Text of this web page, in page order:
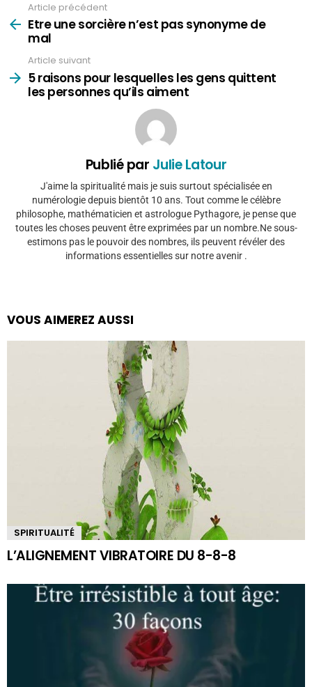
plus
Article précédent
Etre une sorcière n’est pas synonyme de
mal
Article suivant
5 raisons pour lesquelles les gens quittent
les personnes qu’ils aiment
Publié par Julie Latour
J'aime la spiritualité mais je suis surtout spécialisée en
numérologie depuis bientôt 10 ans. Tout comme le célèbre
philosophe, mathématicien et astrologue Pythagore, je pense que
toutes les choses peuvent être exprimées par un nombre.Ne sous-
estimons pas le pouvoir des nombres, ils peuvent révéler des
informations essentielles sur notre avenir .
VOUS AIMEREZ AUSSI
SPIRITUALITÉ
L’ALIGNEMENT VIBRATOIRE DU 8-8-8